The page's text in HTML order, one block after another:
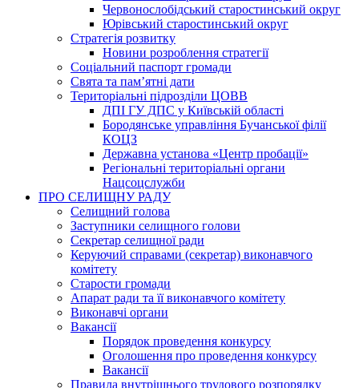
Червонослобідський старостинський округ
Юрівський старостинський округ
Стратегія розвитку
Новини розроблення стратегії
Соціальний паспорт громади
Свята та пам’ятні дати
Територіальні підрозділи ЦОВВ
ДПІ ГУ ДПС у Київській області
Бородянське управління Бучанської філії
КОЦЗ
Державна установа «Центр пробації»
Регіональні територіальні органи
Нацсоцслужби
ПРО СЕЛИЩНУ РАДУ
Селищний голова
Заступники селищного голови
Секретар селищної ради
Керуючий справами (секретар) виконавчого
комітету
Старости громади
Апарат ради та її виконавчого комітету
Виконавчі органи
Вакансії
Порядок проведення конкурсу
Оголошення про проведення конкурсу
Вакансії
Правила внутрішнього трудового розпорядку